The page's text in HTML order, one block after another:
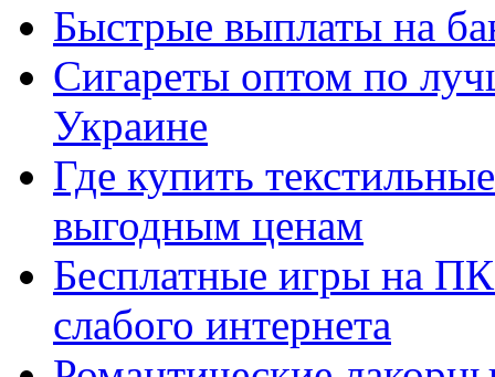
Быстрые выплаты на
Сигареты оптом по
Украине
Где купить
выгодным ценам
Бесплатные игры на
слабого интернета